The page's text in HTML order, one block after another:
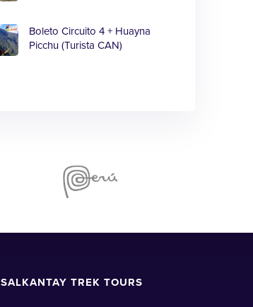
Boleto Circuito 4 + Huayna
Picchu (Turista CAN)
SALKANTAY TREK TOURS